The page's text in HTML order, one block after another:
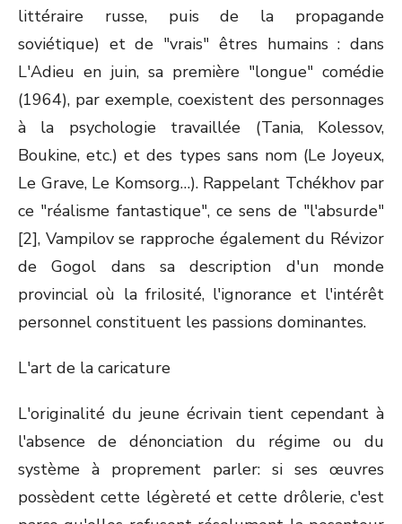
littéraire russe, puis de la propagande
soviétique) et de "vrais" êtres humains : dans
L'Adieu en juin, sa première "longue" comédie
(1964), par exemple, coexistent des personnages
à la psychologie travaillée (Tania, Kolessov,
Boukine, etc.) et des types sans nom (Le Joyeux,
Le Grave, Le Komsorg…). Rappelant Tchékhov par
ce "réalisme fantastique", ce sens de "l'absurde"
[2], Vampilov se rapproche également du Révizor
de Gogol dans sa description d'un monde
provincial où la frilosité, l'ignorance et l'intérêt
personnel constituent les passions dominantes.
L'art de la caricature
L'originalité du jeune écrivain tient cependant à
l'absence de dénonciation du régime ou du
système à proprement parler: si ses œuvres
possèdent cette légèreté et cette drôlerie, c'est